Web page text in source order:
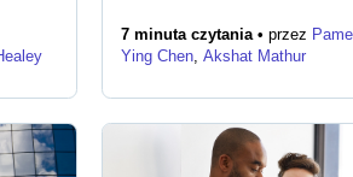
7 minuta czytania • przez
Ying Chen,Akshat Mathur